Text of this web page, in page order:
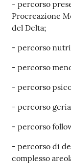
- percorso
Procreazione
del Delta;
- percorso
- percorso
- percorso
- percorso
- percorso
- percorso di
complesso